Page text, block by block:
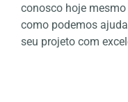
conosco hoje mesmo
como podemos
seu projeto com